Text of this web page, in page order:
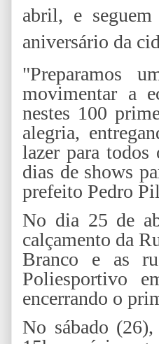
abril, e
aniversário da
"Preparamos
movimentar a
nestes 100
alegria,
lazer para todos
dias de shows
prefeito Pedro
No dia 25 de
calçamento da
Branco e as
Poliesportivo
encerrando o
No sábado